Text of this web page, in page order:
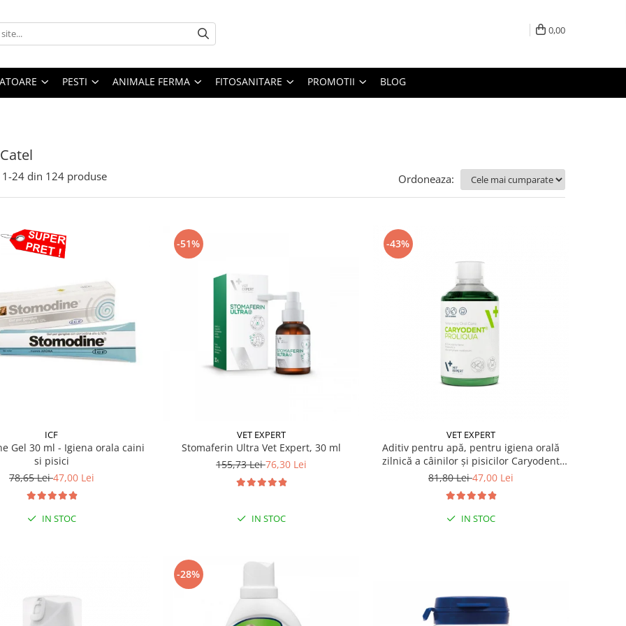
0,00
PESTI ANIMALE FERMA FITOSANITARE PROMOTII BLOG
1-24 din 124 produse Ordoneaza:
ICF
Gel 30 ml - Igiena orala caini
si pisici
78,65 Lei47,00 Lei
IN STOC
-51%
VET EXPERT
Stomaferin Ultra Vet Expert, 30 ml
155,73 Lei76,30 Lei
IN STOC
-43%
VET EXPERT
Aditiv pentru apă, pentru igiena orală
zilnică a câinilor și pisicilor Caryodent
Proliqua Vet Expert, 250ml
81,80 Lei47,00 Lei
IN STOC
-28%